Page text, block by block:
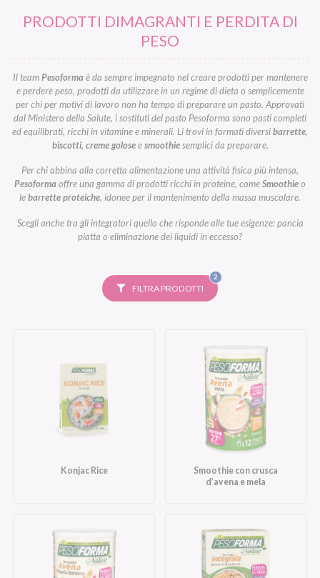
PRODOTTI DIMAGRANTI E PERDITA DI
PESO
Il teamPesoformaè da sempre impegnato nel creare prodotti per mantenere
e perdere peso, prodotti da utilizzare in un regime di dieta o semplicemente
per chi per motivi di lavoro non ha tempo di preparare un pasto. Approvati
dal Ministero della Salute, i sostituti del pasto Pesoforma sono pasti completi
ed equilibrati, ricchi in vitamine e minerali. Li trovi in formati diversibarrette,
biscotti, creme goloseesmoothiesemplici da preparare.
Per chi abbina alla corretta alimentazione una attività fisica più intensa,
Pesoformaoffre una gamma di prodotti ricchi in proteine, comeSmoothieo
lebarrette proteiche, idonee per il mantenimento della massa muscolare.
Scegli anche tra gli integratori quello che risponde alle tue esigenze: pancia
piatta o eliminazione dei liquidi in eccesso?
FILTRA PRODOTTI
2FILTRI
SELEZIONATI
Konjac Rice
Smoothie con crusca
d’avena e mela